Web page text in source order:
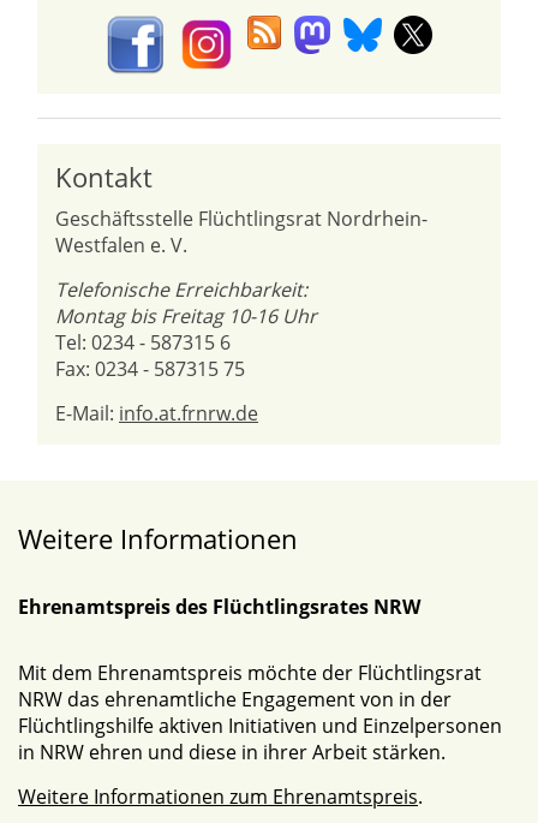
Kontakt
Geschäftsstelle Flüchtlingsrat Nordrhein-
Westfalen e. V.
Telefonische Erreichbarkeit:
Montag bis Freitag 10-16 Uhr
Tel: 0234 - 587315 6
Fax: 0234 - 587315 75
E-Mail: info.at.frnrw.de
Weitere Informationen
Ehrenamtspreis des Flüchtlingsrates NRW
Mit dem Ehrenamtspreis möchte der Flüchtlingsrat
NRW das ehrenamtliche Engagement von in der
Flüchtlingshilfe aktiven Initiativen und Einzelpersonen
in NRW ehren und diese in ihrer Arbeit stärken.
Weitere Informationen zum Ehrenamtspreis.